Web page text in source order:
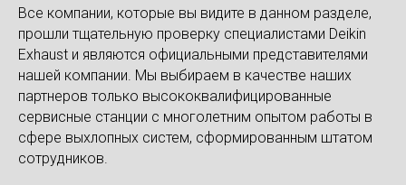
Все компании, которые вы видите в данном разделе,
прошли тщательную проверку специалистами Deikin
Exhaust и являются официальными представителями
нашей компании. Мы выбираем в качестве наших
партнеров только высококвалифицированные
сервисные станции с многолетним опытом работы в
сфере выхлопных систем, сформированным штатом
сотрудников.